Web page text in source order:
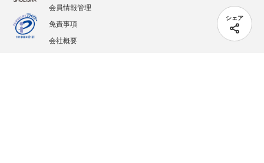
シェア
会員情報管理
免責事項
会社概要